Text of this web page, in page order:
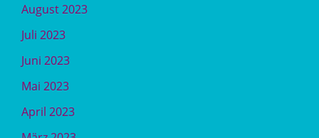
August 2023
Juli 2023
Juni 2023
Mai 2023
April 2023